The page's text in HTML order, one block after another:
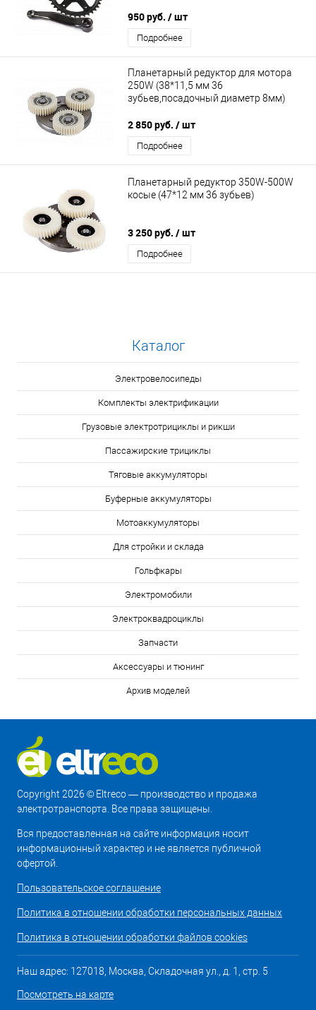
950 руб. / шт
Подробнее
Планетарный редуктор для мотора
250W (38*11,5 мм 36
зубьев,посадочный диаметр 8мм)
2 850 руб. / шт
Подробнее
Планетарный редуктор 350W-500W
косые (47*12 мм 36 зубьев)
3 250 руб. / шт
Подробнее
Каталог
Электровелосипеды
Комплекты электрификации
Грузовые электротрициклы и рикши
Пассажирские трициклы
Тяговые аккумуляторы
Буферные аккумуляторы
Мотоаккумуляторы
Для стройки и склада
Гольфкары
Электромобили
Электроквадроциклы
Запчасти
Аксессуары и тюнинг
Архив моделей
Copyright 2026 © Eltreco — производство и продажа
электротранспорта. Все права защищены.
Вся предоставленная на сайте информация носит
информационный характер и не является публичной
офертой.
Пользовательское соглашение
Политика в отношении обработки персональных данных
Политика в отношении обработки файлов cookies
Наш адрес: 127018, Москва, Складочная ул., д. 1, стр. 5
Посмотреть на карте